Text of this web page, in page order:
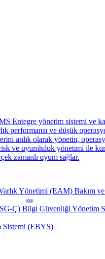
Entegre yönetim sistemi ve
performansı ve düşük
anlık olarak yönetin,
ve uyumluluk yönetimi ile
zamanlı uyum sağlar.
Yönetimi (EAM) Bakım
Ç) Bilgi Güvenliği Yönetim
Sistemi (EBYS)